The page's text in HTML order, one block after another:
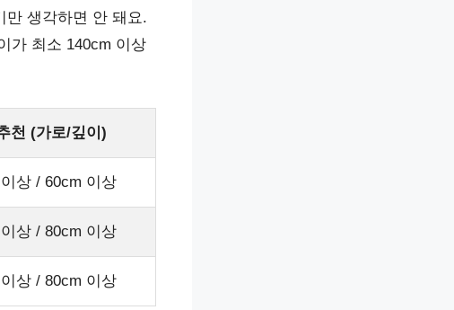
만 생각하면 안 돼요.
가 최소 140cm 이상
천 (가로/깊이)
상 / 60cm 이상
상 / 80cm 이상
상 / 80cm 이상